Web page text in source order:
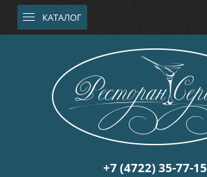
КАТАЛОГ
+7 (4722) 35-77-15